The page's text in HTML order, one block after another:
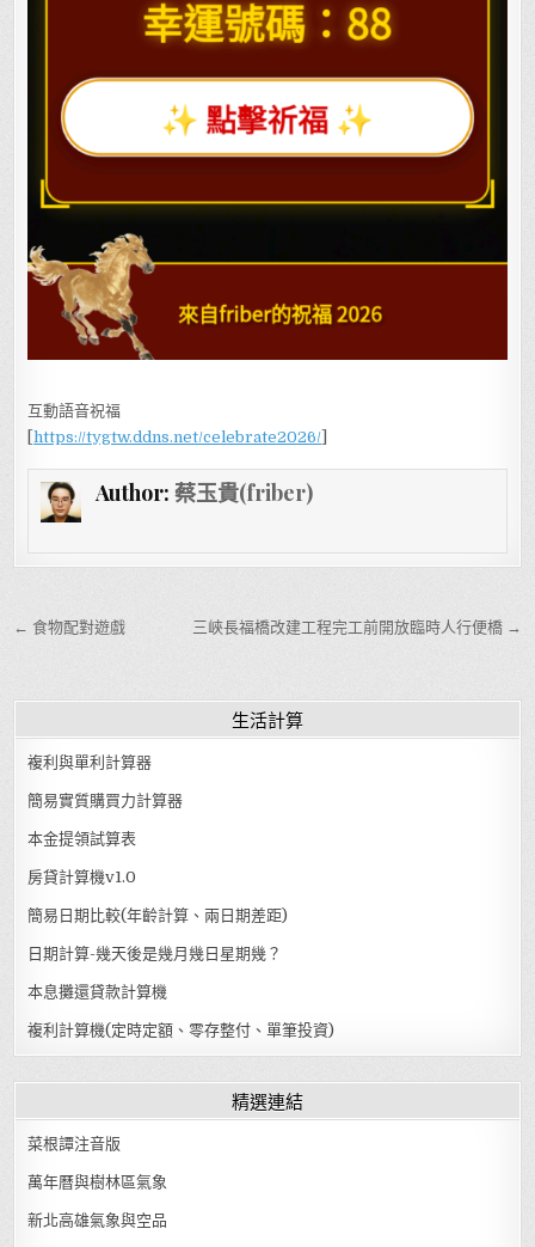
互動語音祝福
[https://tygtw.ddns.net/celebrate2026/
Author: 蔡玉貴(friber)
文章導覽 三峽長福橋改建工程完工前開放臨時人行便橋 →
← 食物配對遊戲
生活計算
複利與單利計算器
簡易實質購買力計算器
本金提領試算表
房貸計算機v1.0
簡易日期比較(年齡計算、兩日期差距)
日期計算-幾天後是幾月幾日星期幾？
本息攤還貸款計算機
複利計算機(定時定額、零存整付、單筆投資)
精選連結
菜根譚注音版
萬年曆與樹林區氣象
新北高雄氣象與空品